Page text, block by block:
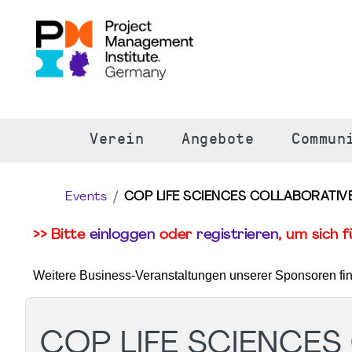
Verein Angebote
Events COP LIFE SCIENCES
>> Bitte einloggen oder registrieren, um sich
Weitere Business-Veranstaltungen unserer Sponsoren
COP LIFE